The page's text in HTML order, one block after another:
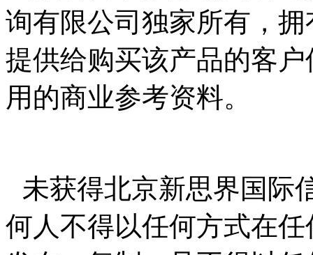
询有限公司独家所有，
提供给购买该产品的客
用的商业参考资料。
未获得北京新思界国际
何人不得以任何方式在